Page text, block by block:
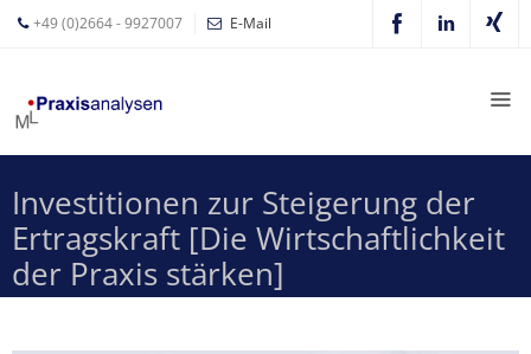
+49 (0)2664 - 9927007 E-Mail
Investitionen zur Steigerung der
Ertragskraft [Die Wirtschaftlichkeit
der Praxis stärken]
Leyer
Expertisen
Betriebswirtschaftliche
Beratung für
Zahnärzte